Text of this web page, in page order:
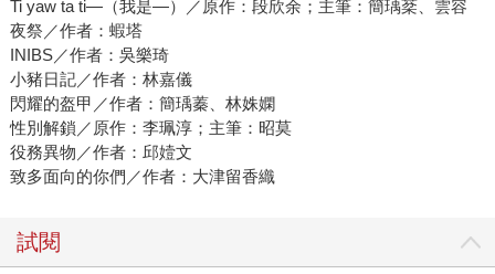
Ti yaw ta ti—（我是—）／原作：段欣余；主筆：簡瑀棻、雲容
夜祭／作者：蝦塔
INIBS／作者：吳樂琦
小豬日記／作者：林嘉儀
閃耀的盔甲／作者：簡瑀蓁、林姝嫻
性別解鎖／原作：李珮淳；主筆：昭莫
役務異物／作者：邱嬄文
致多面向的你們／作者：大津留香織
試閱